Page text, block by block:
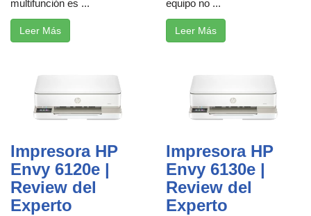
multifunción es ...
Leer Más
equipo no ...
Leer Más
Impresora HP
Envy 6120e |
Review del
Experto
Impresora HP
Envy 6130e |
Review del
Experto